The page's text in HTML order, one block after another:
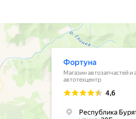
[47]
[56]
[13]
[259]
[7]
[29]